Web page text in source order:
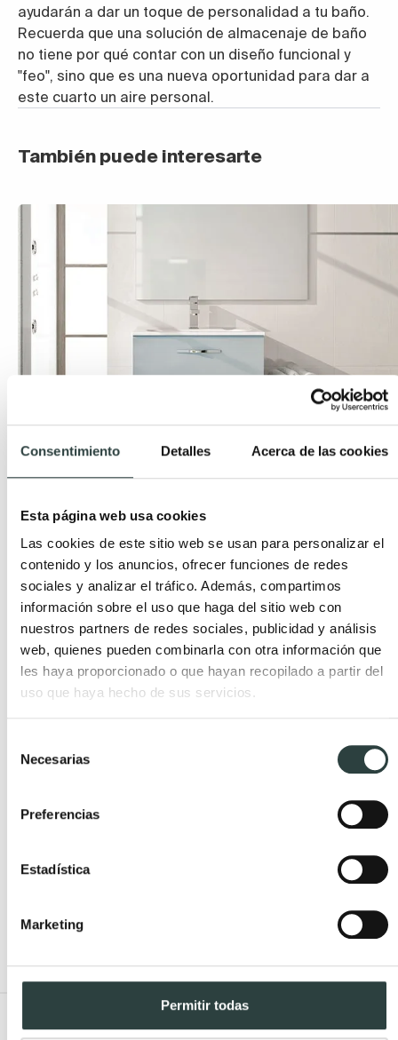
Consentimiento Detalles Acerca de las cookies
Esta página web usa cookies
Las cookies de este sitio web se usan para personalizar el
contenido y los anuncios, ofrecer funciones de redes
sociales y analizar el tráfico. Además, compartimos
información sobre el uso que haga del sitio web con
nuestros partners de redes sociales, publicidad y análisis
web, quienes pueden combinarla con otra información que
les haya proporcionado o que hayan recopilado a partir del
uso que haya hecho de sus servicios.
Necesarias
Preferencias
Estadística
Marketing
Permitir todas
ayudarán a dar un toque de personalidad a tu baño.
Recuerda que una solución de almacenaje de baño
no tiene por qué contar con un diseño funcional y
"feo", sino que es una nueva oportunidad para dar a
este cuarto un aire personal.
También puede interesarte
Shopping: Lo mejor de Viso Bath
Todo Muebles de baño